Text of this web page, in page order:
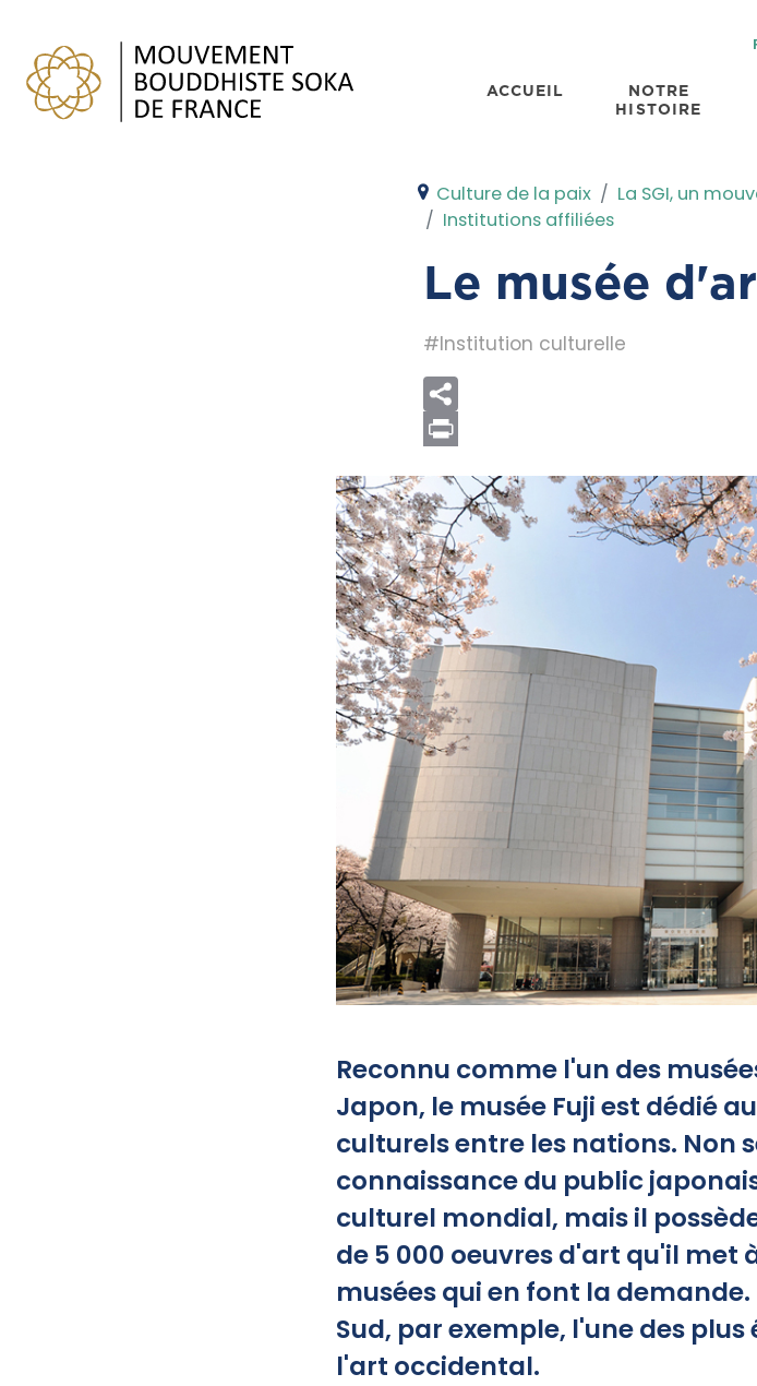
ACCUEIL
NOTRE
HISTOIRE
Culture de la paix
La SGI, un
Institutions affiliées
Le musée
#Institution culturelle
Reconnu comme l'un des
Japon, le musée Fuji est dédié
culturels entre les nations. Non
connaissance du public
culturel mondial, mais il
de 5 000 oeuvres d'art qu'il met
musées qui en font la
Sud, par exemple, l'une des
l'art occidental.